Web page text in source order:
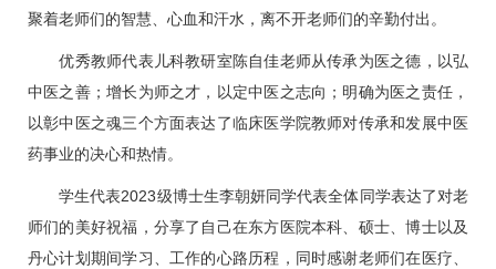
聚着老师们的智慧、心血和汗水，离不开老师们的辛勤付出。
优秀教师代表 儿科教研室陈自佳老师从传承为医之德，以弘
中医之善；增长为师之才，以定中医之志向；明确为医之责任，
以彰中医之魂三个方面表达了临床医学院教师对传承和发展中医
药事业的决心和热情。
学生代表2023级博士生李朝妍同学代表全体同学表达了对老
师们的美好祝福，分享了自己在东方医院本科、硕士、博士以及
丹心计划期间学习、工作的心路历程，同时感谢老师们在医疗、